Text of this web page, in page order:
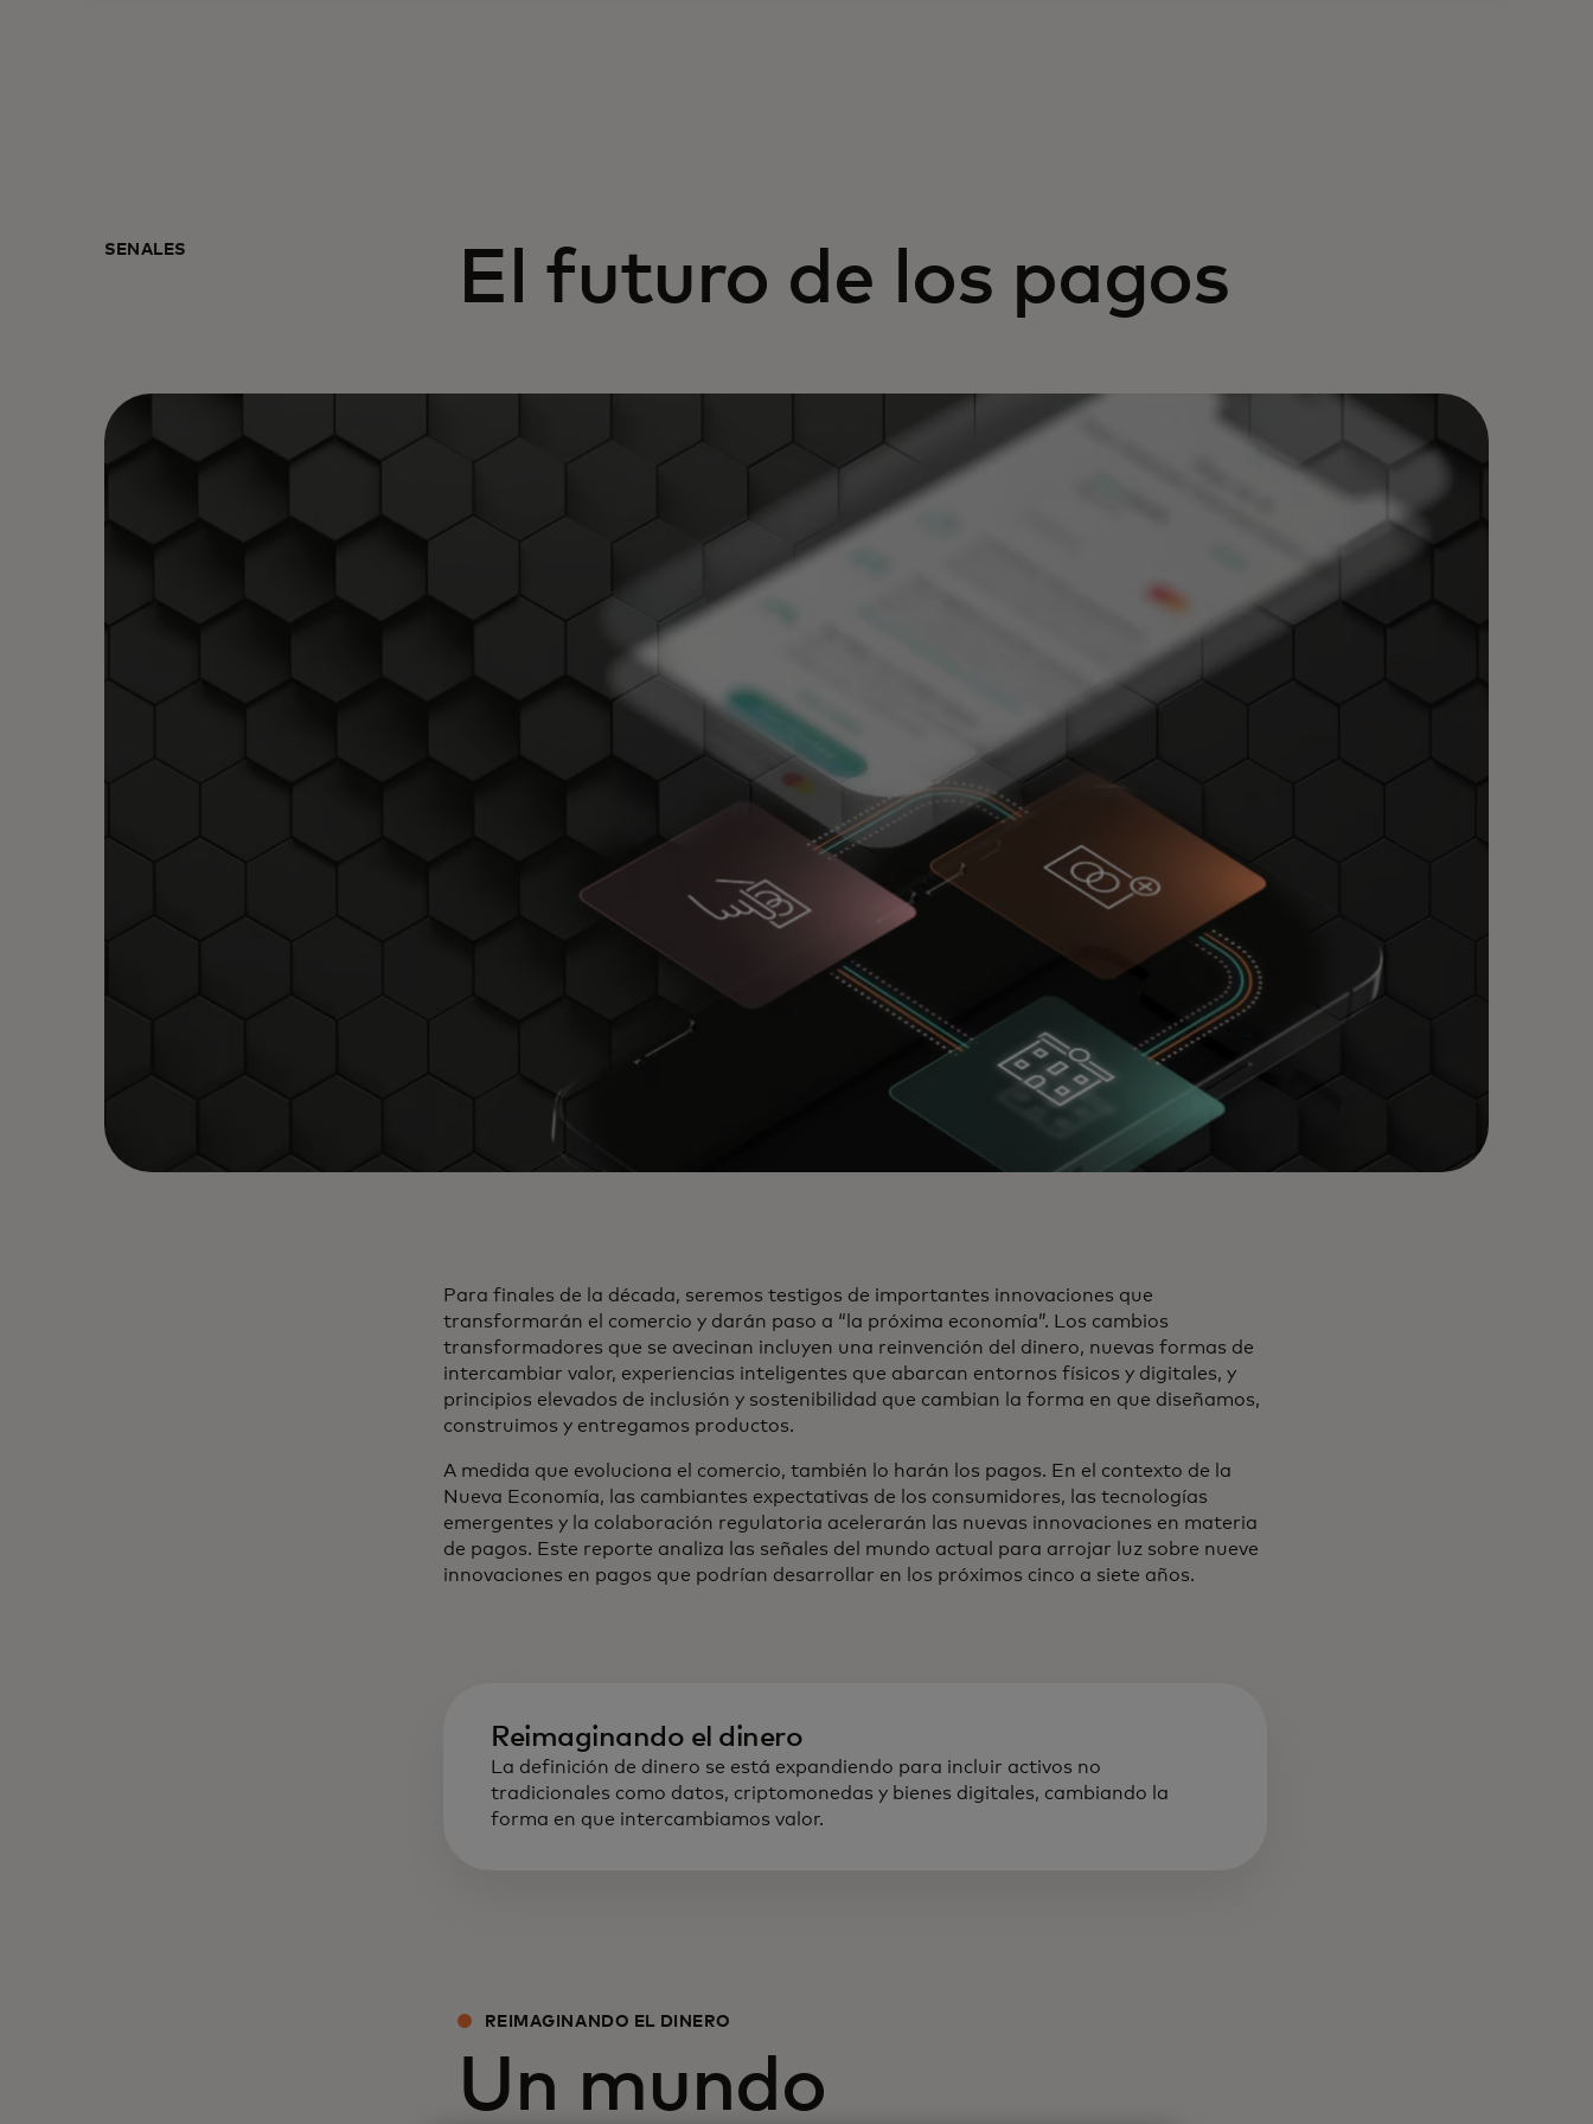
SEÑALES El futuro de los pagos
Para finales de la década, seremos testigos de importantes innovaciones que
transformarán el comercio y darán paso a “la próxima economía”. Los cambios
transformadores que se avecinan incluyen una reinvención del dinero, nuevas formas de
intercambiar valor, experiencias inteligentes que abarcan entornos físicos y digitales, y
principios elevados de inclusión y sostenibilidad que cambian la forma en que diseñamos,
construimos y entregamos productos.
A medida que evoluciona el comercio, también lo harán los pagos. En el contexto de la
Nueva Economía, las cambiantes expectativas de los consumidores, las tecnologías
emergentes y la colaboración regulatoria acelerarán las nuevas innovaciones en materia
de pagos. Este reporte analiza las señales del mundo actual para arrojar luz sobre nueve
innovaciones en pagos que podrían desarrollar en los próximos cinco a siete años.
Reimaginando el dinero
La definición de dinero se está expandiendo para incluir activos no
tradicionales como datos, criptomonedas y bienes digitales, cambiando la
forma en que intercambiamos valor.
REIMAGINANDO EL DINERO
Un mundo